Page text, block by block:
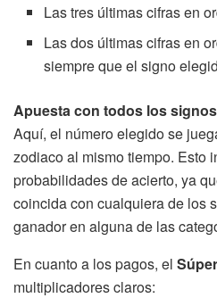
Las tres últimas cifras en
Las dos últimas cifras en
siempre que el signo
Apuesta con todos los signos
Aquí, el número elegido se
zodiaco al mismo tiempo. Esto
probabilidades de acierto, ya
coincida con cualquiera de los
ganador en alguna de las
En cuanto a los pagos, el
multiplicadores claros: